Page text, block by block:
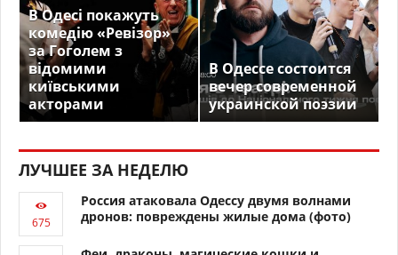
В Одесі покажуть
комедію «Ревізор»
за Гоголем з
відомими
київськими
акторами
В Одессе состоится
вечер современной
украинской поэзии
ЛУЧШЕЕ ЗА НЕДЕЛЮ
Россия атаковала Одессу двумя волнами
дронов: повреждены жилые дома (фото)